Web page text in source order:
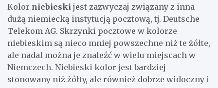
Kolor niebieski jest zazwyczaj związany z inna
dużą niemiecką instytucją pocztową, tj. Deutsche
Telekom AG. Skrzynki pocztowe w kolorze
niebieskim są nieco mniej powszechne niż te żółte,
ale nadal można je znaleźć w wielu miejscach w
Niemczech. Niebieski kolor jest bardziej
stonowany niż żółty, ale również dobrze widoczny i